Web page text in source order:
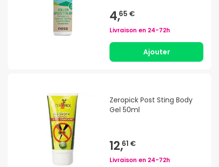
4,65 €
Livraison en 24-72h
Ajouter
Zeropick Post Sting Body
Gel 50ml
12,61 €
Livraison en 24-72h